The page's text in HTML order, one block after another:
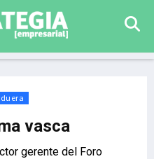
vasca
gerente del Foro